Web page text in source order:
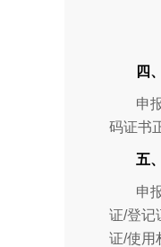
四
申
码证书
五
申
证/登记
证/使用